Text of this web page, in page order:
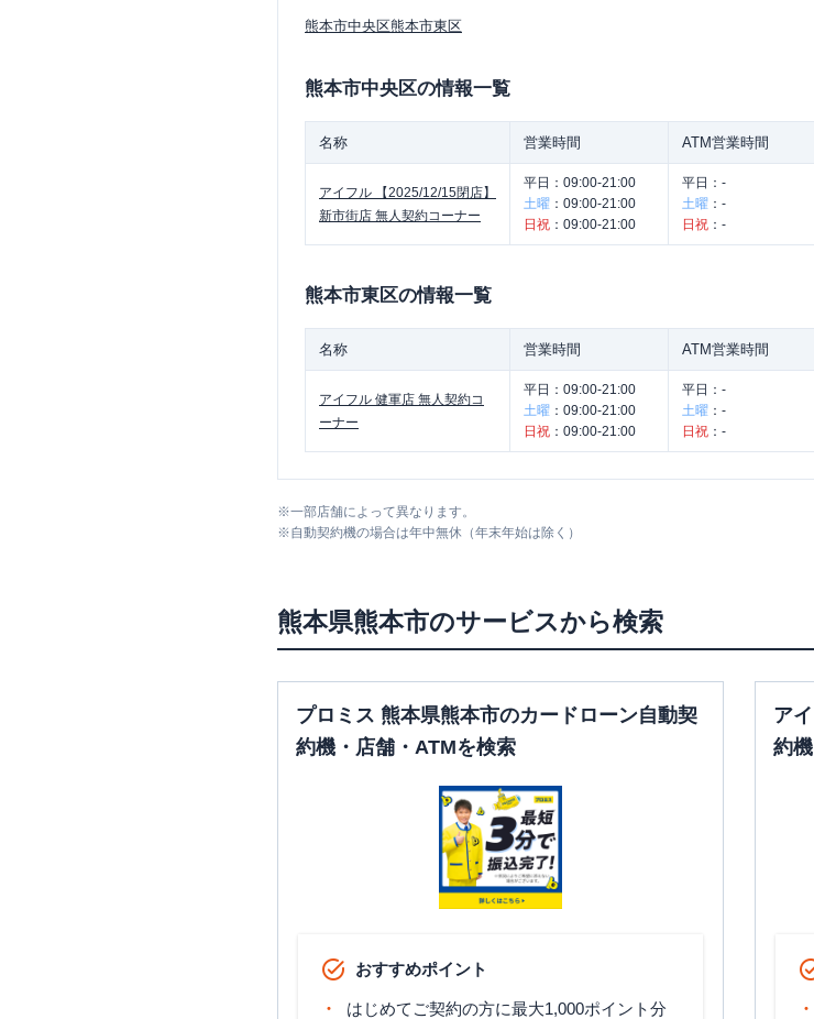
熊本市中央区熊本市東区
熊本市中央区の情報一覧
名称 営業時間 ATM営業時間
アイフル
【2025/12/15閉店】
新市街店 無人契約コーナー
平日： 09:00-21:00
土曜 ： 09:00-21:00
日祝 ： 09:00-21:00
平日： -
土曜 ： -
日祝 ： -
熊本市東区の情報一覧
名称 営業時間 ATM営業時間
アイフル 健軍店 無人契約コ
ーナー
平日： 09:00-21:00
土曜 ： 09:00-21:00
日祝 ： 09:00-21:00
平日： -
土曜 ： -
日祝 ： -
※一部店舗によって異なります。
※自動契約機の場合は年中無休（年末年始は除く）
熊本県熊本市のサービスから検索
プロミス 熊本県熊本市のカードローン自動契
約機・店舗・ATMを検索
おすすめポイント
はじめてご契約の方に最大1,000ポイント分
ア
約